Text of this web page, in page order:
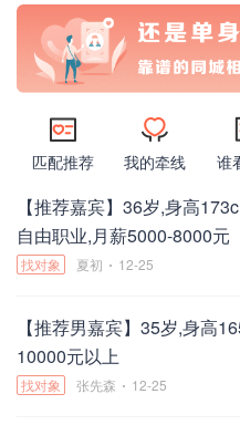
匹配推荐 我的牵线 谁
【推荐嘉宾】36岁,身高
自由职业,月薪5000-8000元
找对象 夏初 12-25
【推荐男嘉宾】35岁,身高
10000元以上
找对象 张先森 12-25